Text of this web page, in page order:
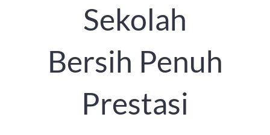
Sekolah
Bersih Penuh
Prestasi